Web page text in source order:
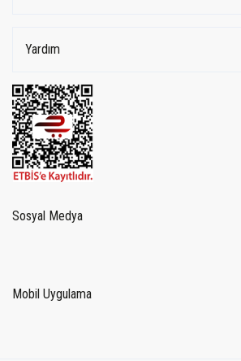
Yardım
Sosyal Medya
Mobil Uygulama